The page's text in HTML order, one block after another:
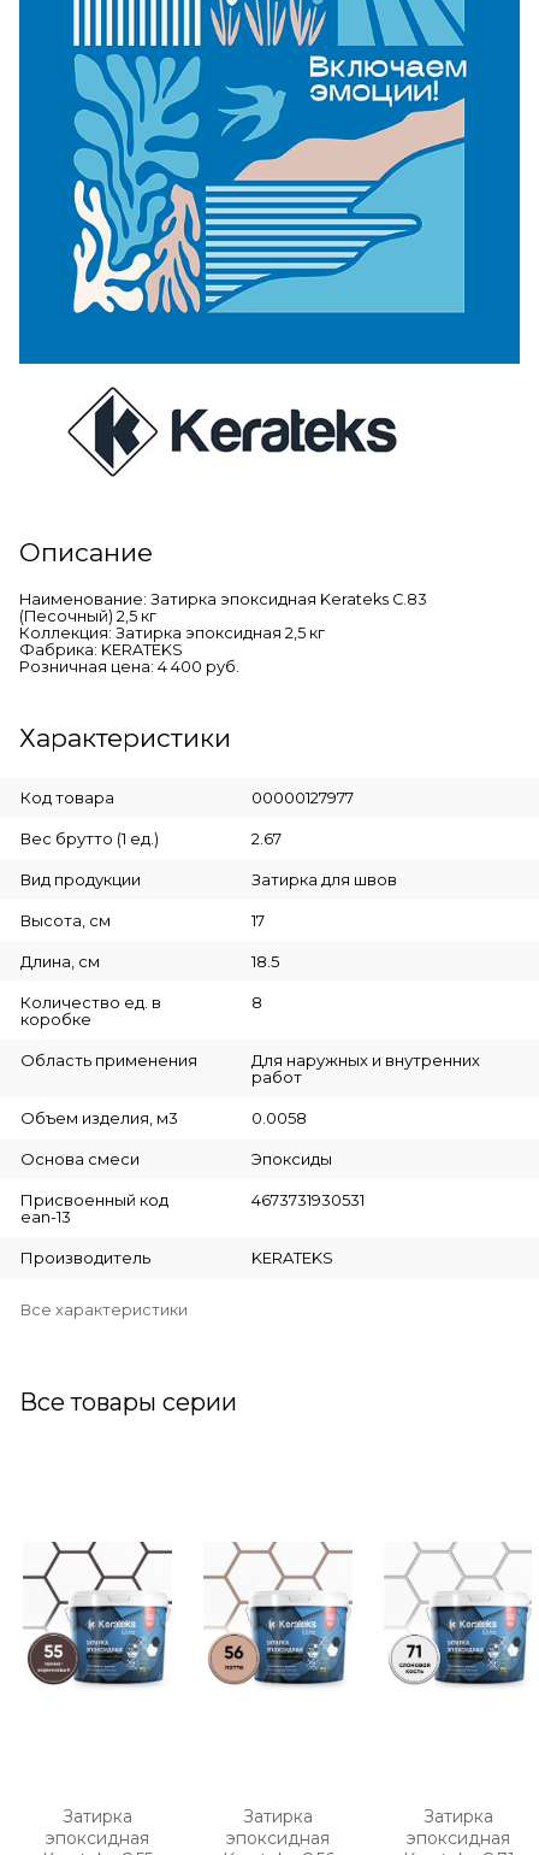
Описание
Наименование: Затирка эпоксидная Kerateks C.83
(Песочный) 2,5 кг
Коллекция: Затирка эпоксидная 2,5 кг
Фабрика: KERATEKS
Розничная цена: 4 400 руб.
Характеристики
Код товара 00000127977
Вес брутто (1 ед.) 2.67
Вид продукции Затирка для швов
Высота, см 17
Длина, см 18.5
Количество ед. в
коробке
8
Область применения
Для наружных и внутренних
работ
Объем изделия, м3 0.0058
Основа смеси Эпоксиды
Присвоенный код
ean-13
4673731930531
Производитель KERATEKS
Все характеристики
Все товары серии
Затирка
эпоксидная
Затирка
эпоксидная
Затирка
эпоксидная